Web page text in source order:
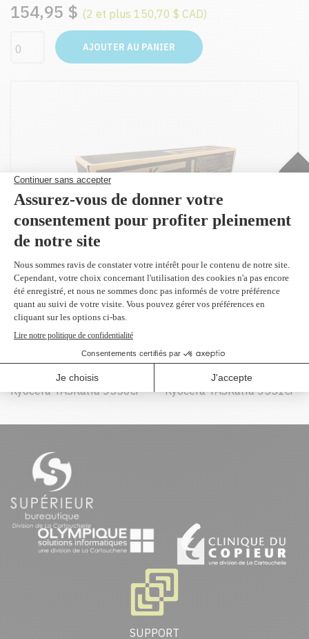
154,95 $ (2 et plus 150,70 $ CAD)
AJOUTER AU PANIER
Peut être utilisé dans :
Kyocera TASKalfa 3050ci
Kyocera TASKalfa 3051ci
Kyocera TASKalfa 3550ci
Kyocera TASKalfa 3551ci
SUPPORT